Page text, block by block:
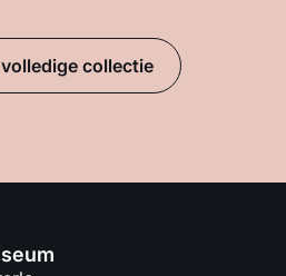
collectie